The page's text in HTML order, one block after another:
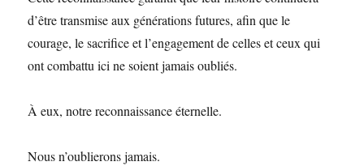
d’être transmise aux générations futures, afin que le
courage, le sacrifice et l’engagement de celles et ceux qui
ont combattu ici ne soient jamais oubliés.
À eux, notre reconnaissance éternelle.
Nous n’oublierons jamais.